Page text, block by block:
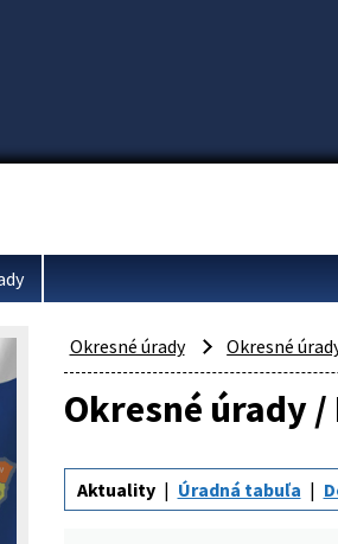
Okresné úrady Okresné
Okresné úrady
Aktuality Úradná tabuľa